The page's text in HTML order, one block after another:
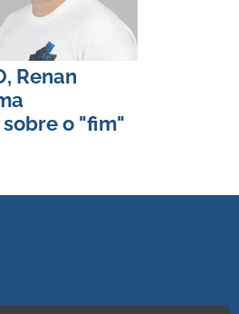
Renan
o "fim"